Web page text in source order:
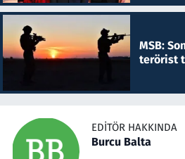
MSB:
terörist
EDITÖR HAKKINDA
Burcu Balta